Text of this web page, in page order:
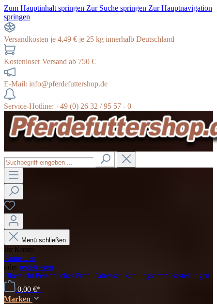
Zum Hauptinhalt springen Zur Suche springen Zur Hauptnavigation
springen
Versandkosten je 4,49 € je 25 kg innerhalb Deutschland
Kostenloser Versand ab 750 €
E-Mail: info@pferdefuttershop.de
Service-Hotline: +49 (0) 26 32 / 95 57 - 0
Menü schließen
Ihr Konto
Anmelden
oder registrieren
Übersicht Persönliches Profil Adressen Zahlungsarten Bestellungen
0,00 €*
Marken